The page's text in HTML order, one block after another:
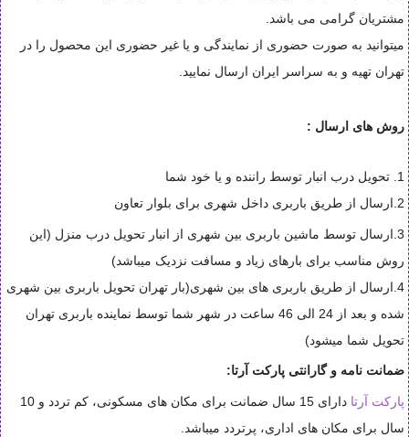
مشتریان گرامی می باشد.
میتوانید به صورت حضوری از نمایندگی و یا غیر حضوری این محصول را در
تهران تهیه و به سراسر ایران ارسال نمایید.
روش های ارسال :
1. تحویل درب انبار توسط راننده و یا خود شما
2.ارسال از طریق باربری داخل شهری برای بلوار تعاون
3.ارسال توسط ماشین باربری بین شهری از انبار تحویل درب منزل (این
روش مناسب برای بارهای زیاد و مسافت نزدیک میباشد)
4.ارسال از طریق باربری های بین شهری(بار تهران تحویل باربری بین شهری
شده و بعد از 24 الی 46 ساعت در شهر شما توسط نماینده باربری تهران
تحویل شما میشود)
ضمانت نامه و گارانتی پارکت آرتا:
پارکت آرتا
دارای 15 سال ضمانت برای مکان های مسکونی، کم تردد و 10
سال برای مکان های اداری، پرتردد میباشد.